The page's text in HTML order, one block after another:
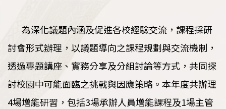
為深化議題內涵及促進各校經驗交流，課程採研
討會形式辦理，以議題導向之課程規劃與交流機制，
透過專題講座、實務分享及分組討論等方式，共同探
討校園中可能面臨之挑戰與因應策略。本年度共辦理
4場增能研習，包括3場承辦人員增能課程及1場主管